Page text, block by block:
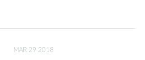
MAR 29 2018